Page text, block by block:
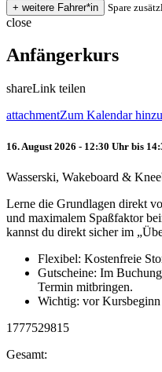
Spare
close
Anfängerkurs
shareLink teilen
attachmentZum Kalendar
16. August 2026 - 12:30 Uhr bis
Wasserski, Wakeboard &
Lerne die Grundlagen direkt
und maximalem Spaßfaktor
kannst du direkt sicher im
Flexibel: Kostenfreie
Gutscheine: Im
Termin mitbringen.
Wichtig: vor
1777529815
Gesamt: